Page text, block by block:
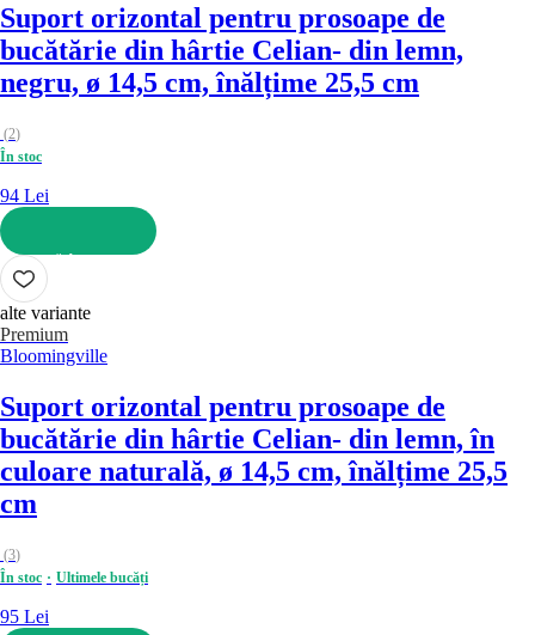
Suport orizontal pentru prosoape de
bucătărie din hârtie Celian- din lemn,
negru, ø 14,5 cm, înălțime 25,5 cm
(2)
În stoc
94 Lei
ADAUGĂ ÎN COȘ
alte variante
Premium
Bloomingville
Suport orizontal pentru prosoape de
bucătărie din hârtie Celian- din lemn, în
culoare naturală, ø 14,5 cm, înălțime 25,5
cm
(3)
În stoc
Ultimele bucăți
95 Lei